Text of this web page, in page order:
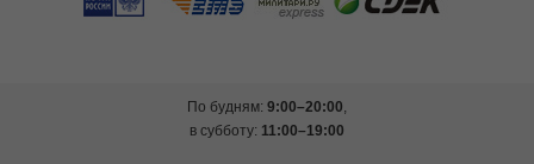
По будням: 9:00–20:00,
в субботу: 11:00–19:00